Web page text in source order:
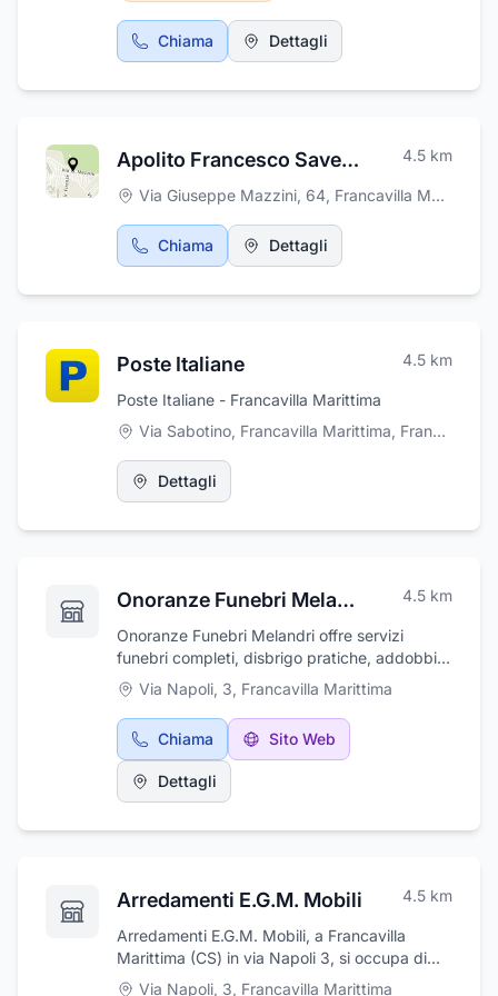
rinnovata sostituendo le antiche macine di
pietra lavica con le moderne macchine a ciclo
continuo che permettono l’estrazione dell'olio
due fasi, in modo da ottenere un olio
Chiama Dettagli
Apolito Francesco Saverio 4.5 km
Via Giuseppe Mazzini, 64, Francavilla Marittima
Chiama Dettagli
Poste Italiane 4.5 km
Poste Italiane - Francavilla Marittima
Via Sabotino, Francavilla Marittima, Francavilla Marittima
Dettagli
Onoranze Funebri Melandri 4.5 km
Onoranze Funebri Melandri offre servizi
funebri completi, disbrigo pratiche, addobbi
funebri e addobbi floreali. Si occupa anche di
trasporto salme, e dispone di personale
altamente qualificato. Offre servizio diurno,
notturno e festivo. Assistenza completa a
domicilio. Trasporti funebri e servizi su tutto il
territorio nazionale ed estero. Espletamento di
Via Napoli, 3, Francavilla Marittima
Chiama Sito Web
Dettagli
Arredamenti E.G.M. Mobili 4.5 km
Arredamenti E.G.M. Mobili, a Francavilla
Marittima (CS) in via Napoli 3, si occupa di
vendita al dettaglio di arredamenti e
Via Napoli, 3, Francavilla Marittima